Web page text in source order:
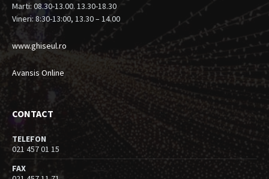
Marti: 08.30-13.00. 13.30-18.30
Vineri: 8:30-13:00, 13.30 – 14.00
www.ghiseul.ro
Avansis Online
CONTACT
TELEFON
021 457 01 15
FAX